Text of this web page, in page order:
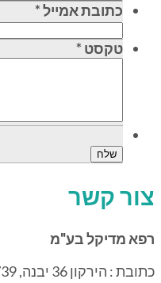
כתובת אמייל*
טקסט *
צור קשר
רפא מדיקל בע"מ
כתובת : הירקון 36 יבנה, 8122739 ישראל